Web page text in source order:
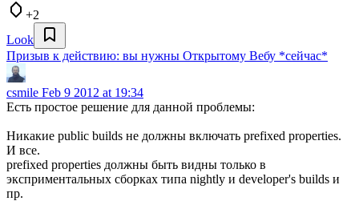
+2
Look
Призыв к действию: вы нужны Открытому Вебу *сейчас*
csmile Feb 9 2012 at 19:34
Есть простое решение для данной проблемы:
Никакие public builds не должны включать prefixed properties.
И все.
prefixed properties должны быть видны только в
эксприментальных сборках типа nightly и developer's builds и
пр.